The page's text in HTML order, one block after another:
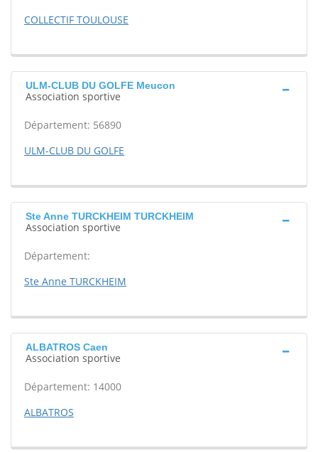
COLLECTIF TOULOUSE
ULM-CLUB DU GOLFE Meucon
Association sportive
Département: 56890
ULM-CLUB DU GOLFE
Ste Anne TURCKHEIM TURCKHEIM
Association sportive
Département:
Ste Anne TURCKHEIM
ALBATROS Caen
Association sportive
Département: 14000
ALBATROS